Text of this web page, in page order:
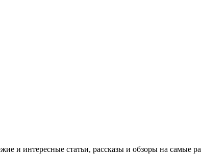
и интересные статьи, рассказы и обзоры на самые